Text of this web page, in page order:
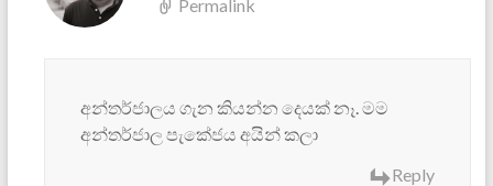
Permalink
අන්තර්ජාලය ගැන කියන්න දෙයක් නෑ. මම
අන්තර්ජාල පැකේජය අයින් කලා
Reply